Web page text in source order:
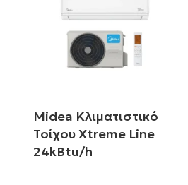
Midea Κλιματιστικό
Τοίχου Xtreme Line
24kBtu/h